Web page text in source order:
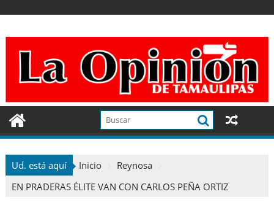
contenido
Ud. está aquí Inicio
Reynosa
EN PRADERAS ÉLITE VAN CON CARLOS PEÑA ORTIZ